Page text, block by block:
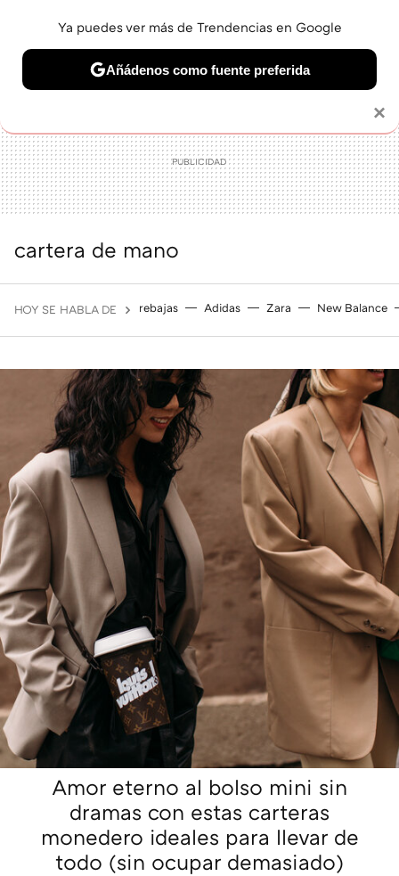
BELLEZA SHOPPING VIAJES GASTRO SNEAKERS
cartera de mano
HOY SE HABLA DE rebajas Adidas Zara New Balance
Amor eterno al bolso mini sin
dramas con estas carteras
monedero ideales para llevar de
todo (sin ocupar demasiado)
×
Ya puedes ver más de Trendencias en Google
Añádenos como fuente preferida